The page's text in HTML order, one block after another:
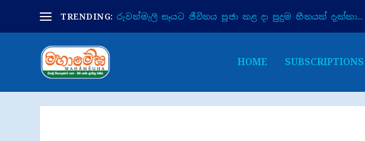
TRENDING: රුවන්මැලි සෑයට ජීවිතය පූජා කළ දා පුදුම හීනයක් දැක්කා...
HOME SUBSCRIPTIONS